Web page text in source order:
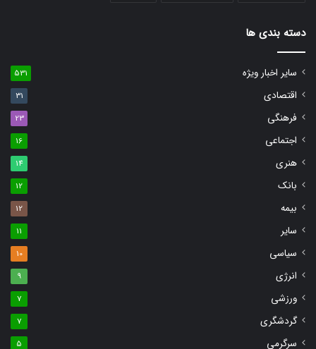
دسته بندی ها
سایر اخبار ویژه 531
اقتصادی 31
فرهنگی 23
اجتماعی 16
هنری 14
بانک 12
بیمه 12
سایر 11
سیاسی 10
انرژی 9
ورزشی 7
گردشگری 7
سرگرمی 5